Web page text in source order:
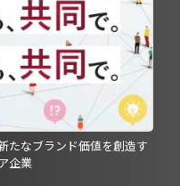
たなブランド価値を創造す
企業